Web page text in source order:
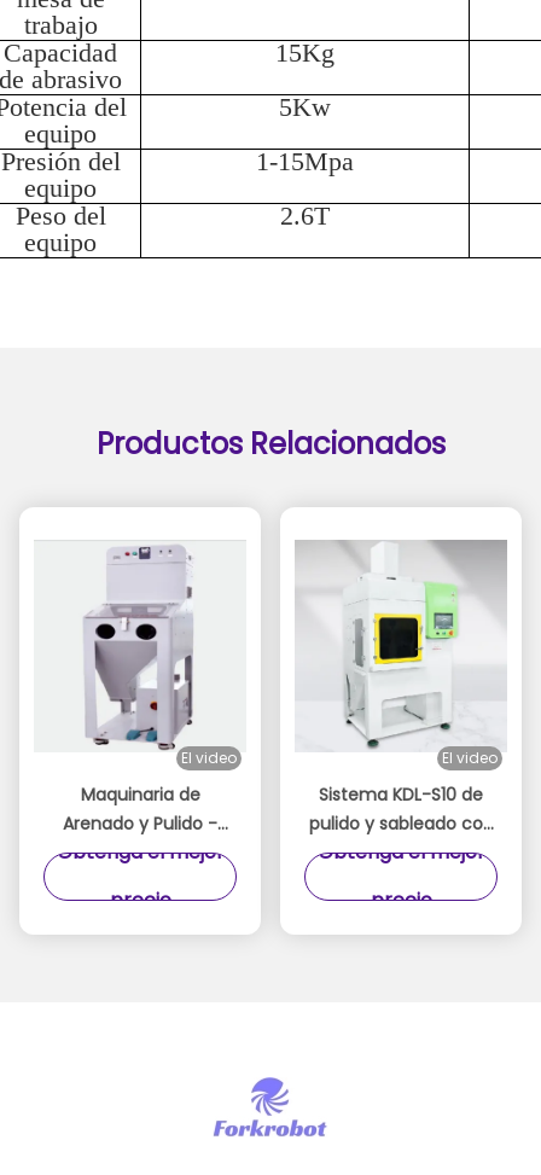
trabajo
Capacidad
de abrasivo
15Kg
del
equipo
5Kw
Presión del
equipo
1-15Mpa
Peso del
equipo
2.6T
Productos Relacionados
El video
Maquinaria de
Arenado y Pulido -
KDL-S20 Máquina de
Obtenga el mejor
precio
El video
Sistema KDL-S10 de
pulido y sableado con
acabado de espejo
Obtenga el mejor
precio